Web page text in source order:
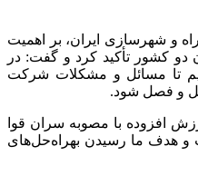
و شهرسازی ایران، بر اهمیت
کشور تأکید کرد و گفت: در
تا مسائل و مشکلات شرکت
و فصل شود.
افزوده با مصوبه سران قوا
هدف ما رسیدن بهراه‌حل‌های